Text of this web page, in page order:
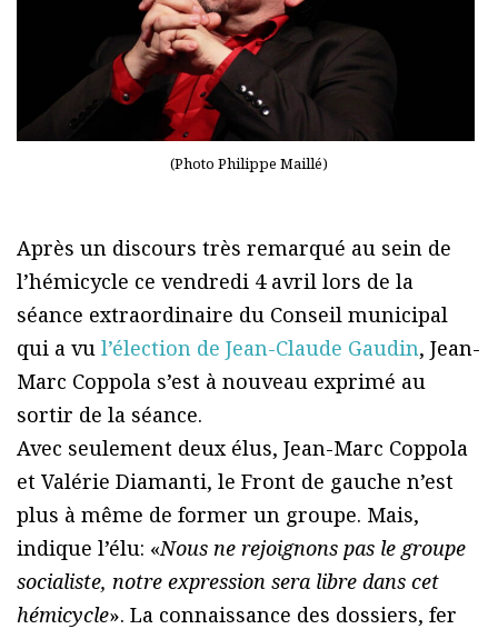
(Photo Philippe Maillé)
Après un discours très remarqué au sein de
l’hémicycle ce vendredi 4 avril lors de la
séance extraordinaire du Conseil municipal
qui a vu l’élection de Jean-Claude Gaudin, Jean-
Marc Coppola s’est à nouveau exprimé au
sortir de la séance.
Avec seulement deux élus, Jean-Marc Coppola
et Valérie Diamanti, le Front de gauche n’est
plus à même de former un groupe. Mais,
indique l’élu: «Nous ne rejoignons pas le groupe
socialiste, notre expression sera libre dans cet
hémicycle». La connaissance des dossiers, fer